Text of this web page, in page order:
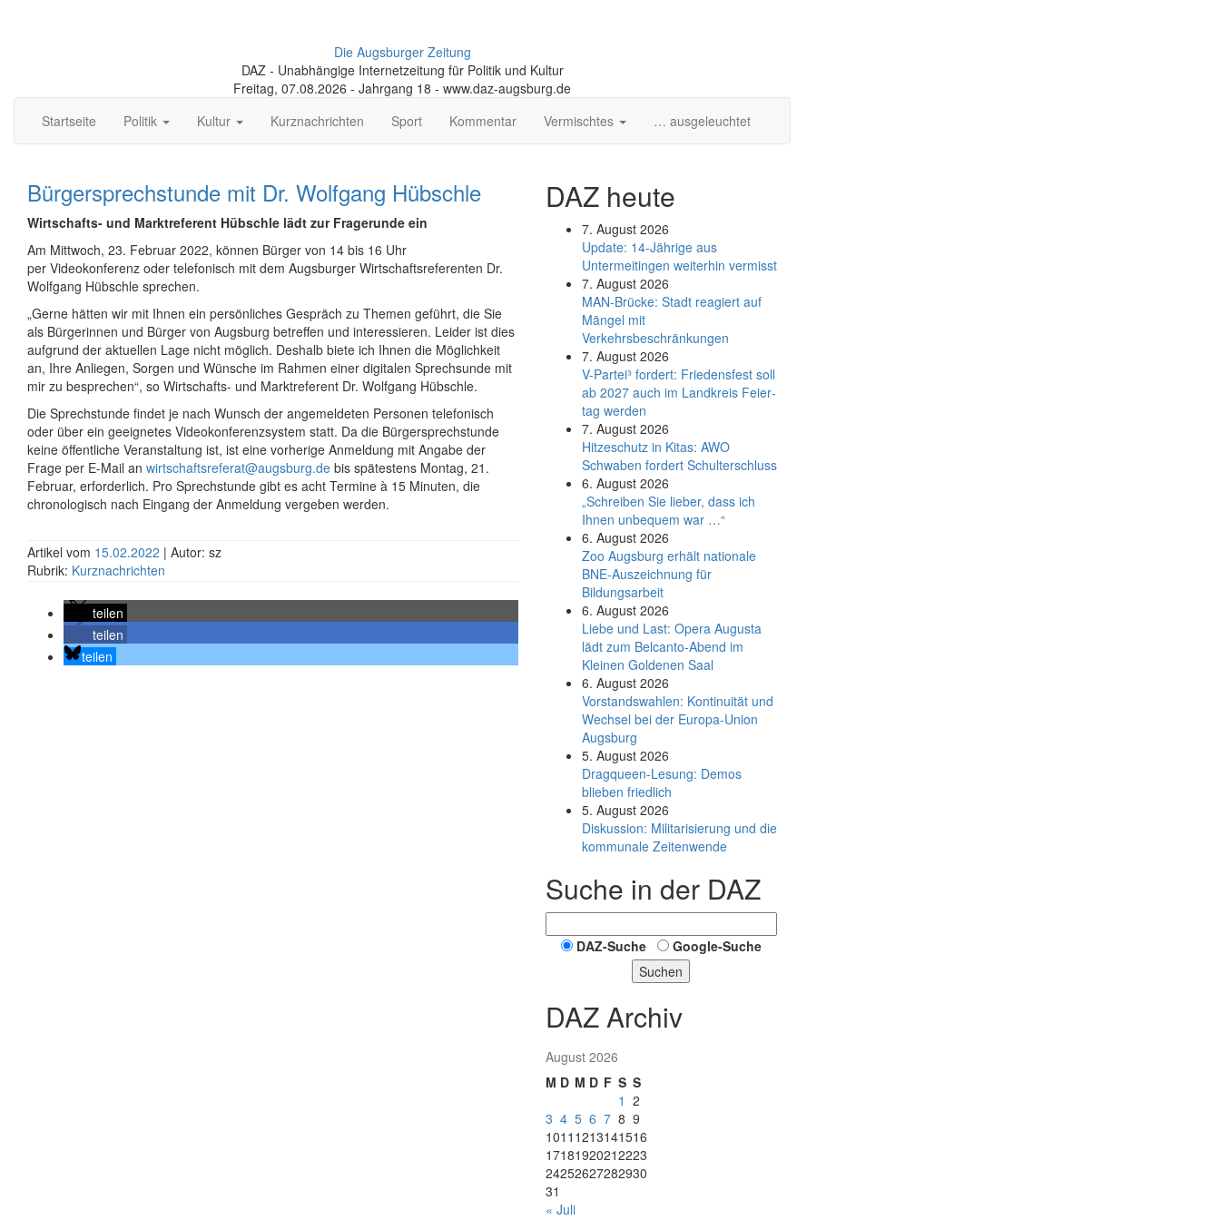
Die Augsburger Zeitung
DAZ - Unabhängige Internetzeitung für Politik und Kultur
Freitag, 07.08.2026 - Jahrgang 18 - www.daz-augsburg.de
Startseite
Politik Kultur Kurznachrichten Sport Kommentar Vermischtes … ausgeleuchtet
Bürgersprechstunde mit Dr. Wolfgang Hübschle
Wirtschafts- und Marktreferent Hübschle lädt zur Fragerunde ein
Am Mittwoch, 23. Februar 2022, können Bürger von 14 bis 16 Uhr
per Videokonferenz oder telefonisch mit dem Augsburger Wirtschaftsreferenten Dr.
Wolfgang Hübschle sprechen.
„Gerne hätten wir mit Ihnen ein persönliches Gespräch zu Themen geführt, die Sie
als Bürgerinnen und Bürger von Augsburg betreffen und interessieren. Leider ist dies
aufgrund der aktuellen Lage nicht möglich. Deshalb biete ich Ihnen die Möglichkeit
an, Ihre Anliegen, Sorgen und Wünsche im Rahmen einer digitalen Sprechsunde mit
mir zu besprechen“, so Wirtschafts- und Marktreferent Dr. Wolfgang Hübschle.
Die Sprechstunde findet je nach Wunsch der angemeldeten Personen telefonisch
oder über ein geeignetes Videokonferenzsystem statt. Da die Bürgersprechstunde
keine öffentliche Veranstaltung ist, ist eine vorherige Anmeldung mit Angabe der
Frage per E-Mail an wirtschaftsreferat@augsburg.de bis spätestens Montag, 21.
Februar, erforderlich. Pro Sprechstunde gibt es acht Termine à 15 Minuten, die
chronologisch nach Eingang der Anmeldung vergeben werden.
Artikel vom 15.02.2022 | Autor: sz
Rubrik: Kurznachrichten
teilen
teilen
teilen
DAZ heute
7. August 2026
Update: 14-Jährige aus
Untermeitingen weiterhin vermisst
7. August 2026
MAN-Brücke: Stadt reagiert auf
Mängel mit
Verkehrsbeschränkungen
7. August 2026
V-Partei­³ fordert: Friedens­fest soll
ab 2027 auch im Land­kreis Feier­
tag werden
7. August 2026
Hitzeschutz in Kitas: AWO
Schwaben fordert Schulterschluss
6. August 2026
„Schreiben Sie lieber, dass ich
Ihnen unbequem war …“
6. August 2026
Zoo Augsburg erhält nationale
BNE-Auszeichnung für
Bildungsarbeit
6. August 2026
Liebe und Last: Opera Augusta
lädt zum Belcanto-Abend im
Kleinen Goldenen Saal
6. August 2026
Vorstandswahlen: Kontinuität und
Wechsel bei der Europa-Union
Augsburg
5. August 2026
Dragqueen-Lesung: Demos
blieben friedlich
5. August 2026
Diskussion: Mi­li­ta­ri­sie­rung und die
kommunale Zeitenwende
Suche in der DAZ
DAZ-Suche
Google-Suche
Suchen
DAZ Archiv
August 2026
M D M D F S S
1 2
3 4 5 6 7 8 9
1011 1213141516
17181920212223
24252627282930
31
« Juli